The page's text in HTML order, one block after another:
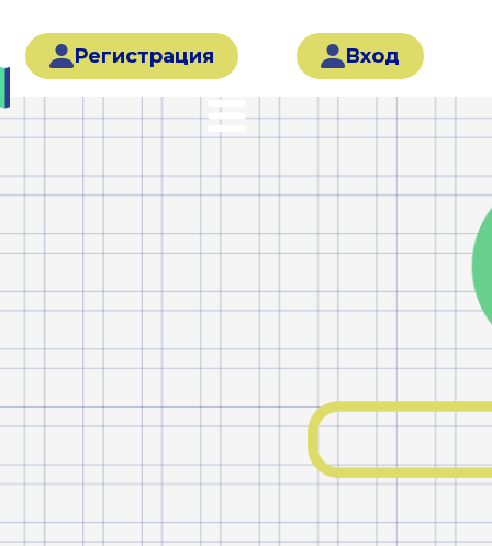
Регистрация Вход